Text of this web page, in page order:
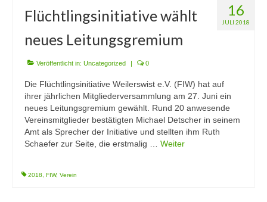
16
JULI 2018
Flüchtlingsinitiative wählt
neues Leitungsgremium
Veröffentlicht in: Uncategorized | 0
Die Flüchtlingsinitiative Weilerswist e.V. (FIW) hat auf
ihrer jährlichen Mitgliederversammlung am 27. Juni ein
neues Leitungsgremium gewählt. Rund 20 anwesende
Vereinsmitglieder bestätigten Michael Detscher in seinem
Amt als Sprecher der Initiative und stellten ihm Ruth
Schaefer zur Seite, die erstmalig … Weiter
2018 FIW, Verein